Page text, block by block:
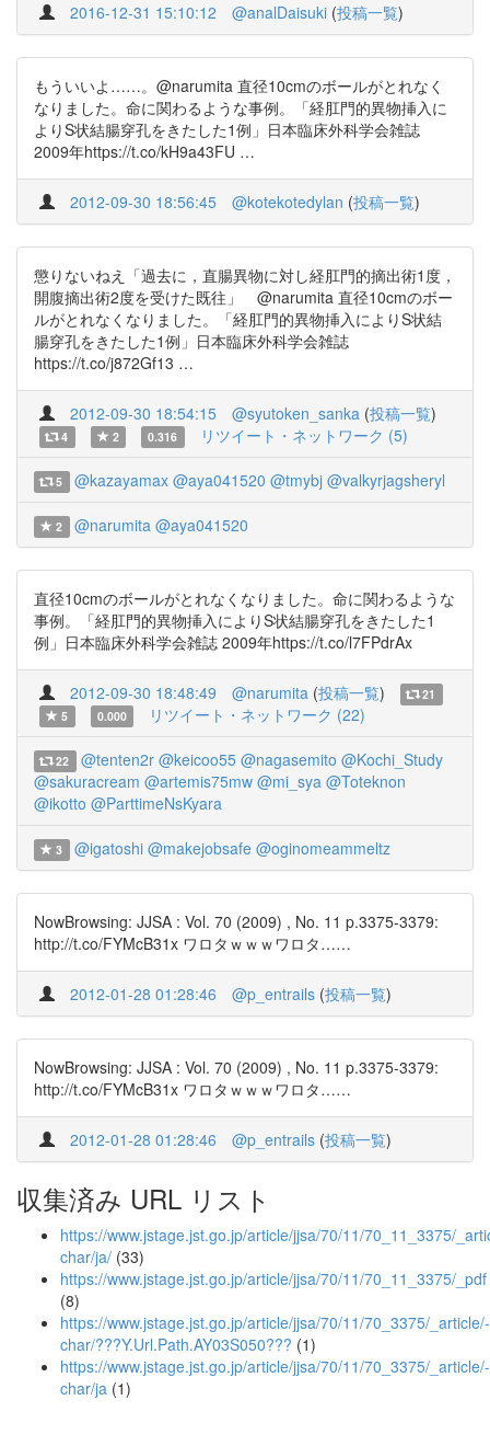
2016-12-31 15:10:12 @analDaisuki (投稿一覧)
もういいよ……。@narumita 直径10cmのボールがとれなく
なりました。命に関わるような事例。「経肛門的異物挿入に
よりS状結腸穿孔をきたした1例」日本臨床外科学会雑誌
2009年https://t.co/kH9a43FU …
2012-09-30 18:56:45 @kotekotedylan (投稿一覧)
懲りないねえ「過去に，直腸異物に対し経肛門的摘出術1度，
開腹摘出術2度を受けた既往」 @narumita 直径10cmのボー
ルがとれなくなりました。「経肛門的異物挿入によりS状結
腸穿孔をきたした1例」日本臨床外科学会雑誌
https://t.co/j872Gf13 …
2012-09-30 18:54:15 @syutoken_sanka (投稿一覧)
4 2 0.316 リツイート・ネットワーク (5)
5 @kazayamax @aya041520 @tmybj @valkyrjagsheryl
2 @narumita @aya041520
直径10cmのボールがとれなくなりました。命に関わるような
事例。「経肛門的異物挿入によりS状結腸穿孔をきたした1
例」日本臨床外科学会雑誌 2009年https://t.co/l7FPdrAx
2012-09-30 18:48:49 @narumita (投稿一覧)
21
5
0.000 リツイート・ネットワーク (22)
22 @tenten2r @keicoo55 @nagasemito @Kochi_Study
@sakuracream @artemis75mw @mi_sya @Toteknon
@ikotto @ParttimeNsKyara
3 @igatoshi @makejobsafe @oginomeammeltz
NowBrowsing: JJSA : Vol. 70 (2009) , No. 11 p.3375-3379:
http://t.co/FYMcB31x ワロタｗｗｗワロタ……
2012-01-28 01:28:46 @p_entrails (投稿一覧)
NowBrowsing: JJSA : Vol. 70 (2009) , No. 11 p.3375-3379:
http://t.co/FYMcB31x ワロタｗｗｗワロタ……
2012-01-28 01:28:46 @p_entrails (投稿一覧)
収集済み URL リスト
https://www.jstage.jst.go.jp/article/jjsa/70/11/70_11_3375/
char/ja/ (33)
https://www.jstage.jst.go.jp/article/jjsa/70/11/70_11_3375/_pdf
(8)
https://www.jstage.jst.go.jp/article/jjsa/70/11/70_3375/_article/-
char/???Y.Url.Path.AY03S050??? (1)
https://www.jstage.jst.go.jp/article/jjsa/70/11/70_3375/_article/-
char/ja (1)